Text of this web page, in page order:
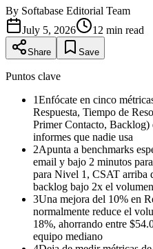
By Softabase Editorial Team
July 5, 2026
12 min read
Share Save
Puntos clave
1Enfócate en cinco
Respuesta, Tiempo de
Primer Contacto, Backlog)
informes que nadie usa
2Apunta a benchmarks
email y bajo 2 minutos
para Nivel 1, CSAT arriba
backlog bajo 2x el
3Una mejora del 10% en
normalmente reduce el
18%, ahorrando entre
equipo mediano